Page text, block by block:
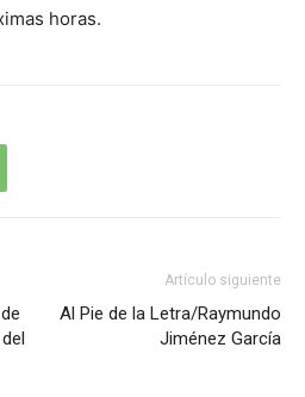
horas.
Artículo siguiente
Al Pie de la Letra/Raymundo
Jiménez García